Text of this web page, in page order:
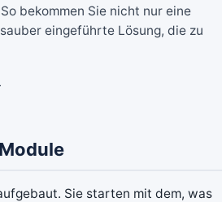
bekommen Sie nicht nur eine
eingeführte Lösung, die zu
Sie starten mit dem, was